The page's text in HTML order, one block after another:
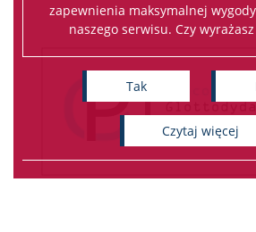
zapewnienia maksymalnej
naszego serwisu. Czy
Tak
czytaj więcej